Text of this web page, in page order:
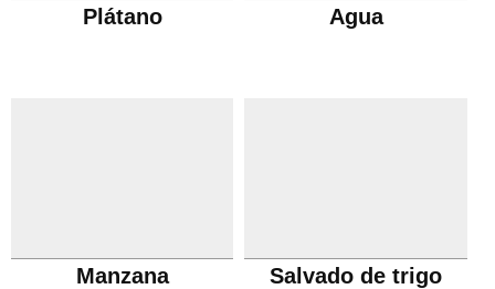
Plátano Agua
Manzana Salvado de trigo